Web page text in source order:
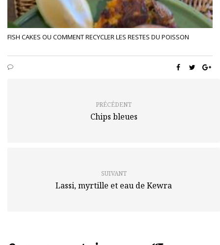
FISH CAKES OU COMMENT RECYCLER LES RESTES DU POISSON
PRÉCÉDENT
Chips bleues
SUIVANT
Lassi, myrtille et eau de Kewra